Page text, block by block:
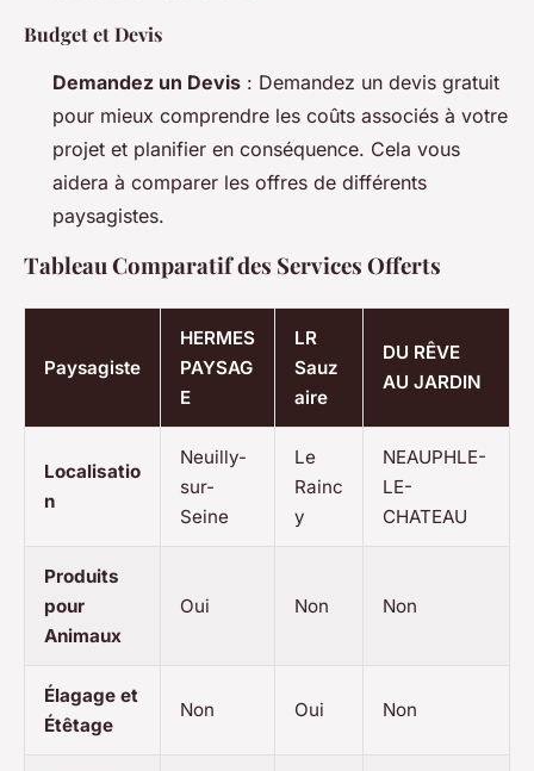
Budget et Devis
Demandez un Devis : Demandez un devis gratuit
pour mieux comprendre les coûts associés à votre
projet et planifier en conséquence. Cela vous
aidera à comparer les offres de différents
paysagistes.
Tableau Comparatif des Services Offerts
Paysagiste
HERMES
PAYSAG
E
LR
Sauz
aire
DU RÊVE
AU JARDIN
Localisatio
n
Neuilly-
sur-
Seine
Le
Rainc
y
NEAUPHLE-
LE-
CHATEAU
Produits
pour
Animaux
Oui Non Non
Élagage et
Étêtage
Non Oui Non